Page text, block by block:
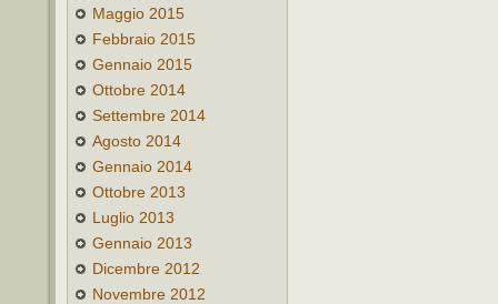
Maggio 2015
Febbraio 2015
Gennaio 2015
Ottobre 2014
Settembre 2014
Agosto 2014
Gennaio 2014
Ottobre 2013
Luglio 2013
Gennaio 2013
Dicembre 2012
Novembre 2012